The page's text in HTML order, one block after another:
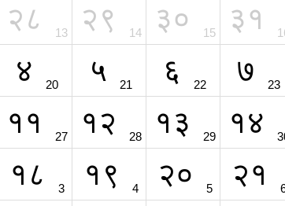
२८ 13 २९ 14 ३० 15 ३१
४ 20 ५ 21 ६ 22 ७ 23
११ 27 १२ 28 १३ 29 १४
१८ 3 १९ 4 २० 5 २१